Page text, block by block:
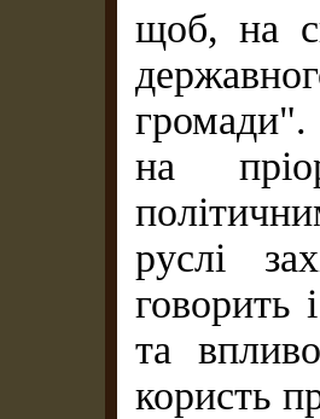
щоб, на
на
руслі
говорить
та
користь